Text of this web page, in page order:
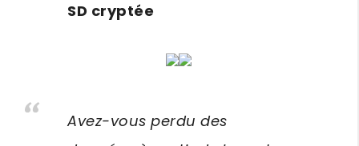
SD cryptée
Avez-vous perdu des